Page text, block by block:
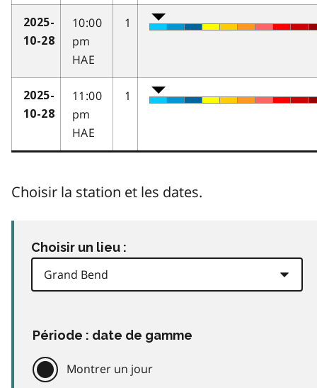
2025-
10-28
10:00
pm
HAE
1
2025-
10-28
11:00
pm
HAE
1
Choisir la station et les dates.
Choisir un lieu :
Période : date de gamme
Montrer un jour